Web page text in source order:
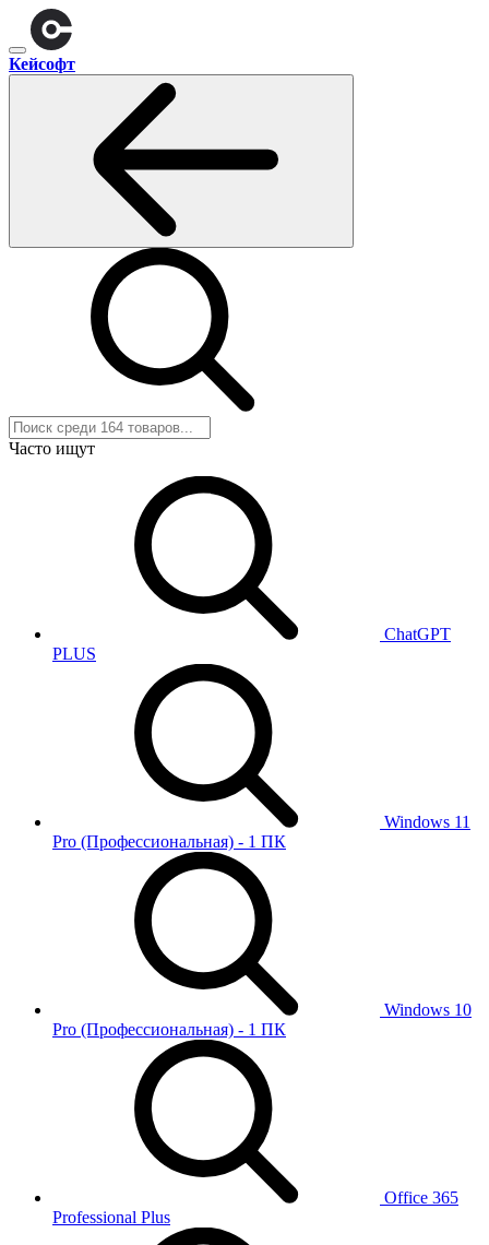
Кейсофт
Часто ищут
ChatGPT
PLUS
Windows 11
Pro (Профессиональная) - 1 ПК
Windows 10
Pro (Профессиональная) - 1 ПК
Office 365
Professional Plus